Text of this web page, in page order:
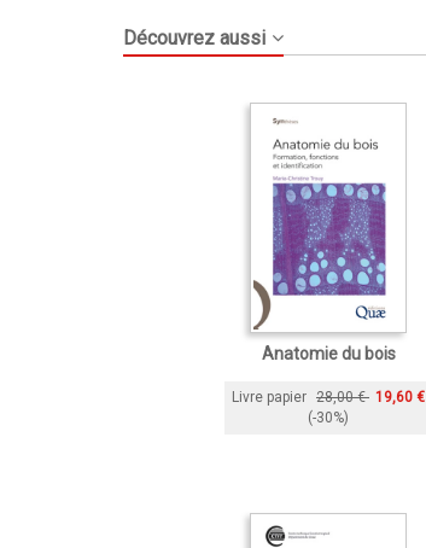
Découvrez aussi
Anatomie du bois
Livre papier 28,00 € 19,60 €
(-30%)